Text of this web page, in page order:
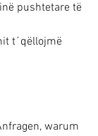
pushtetare të
t´qëllojmë
warum